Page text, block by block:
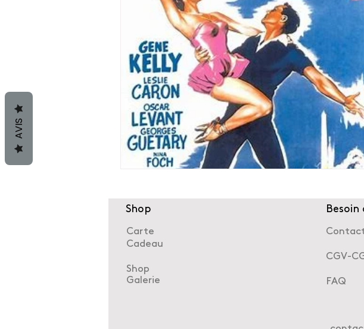
Shop
Carte
Cadeau
Shop
Galerie
Besoin
CGV-
FAQ
AVIS